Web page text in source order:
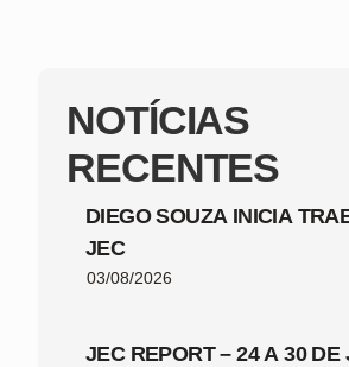
NOTÍCIAS
RECENTES
DIEGO SOUZA INICIA
JEC
03/08/2026
JEC REPORT – 24 A 30 DE